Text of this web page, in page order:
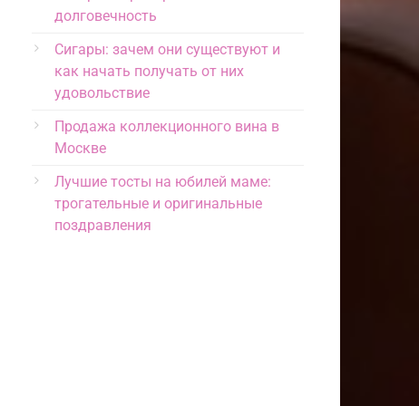
долговечность
Сигары: зачем они существуют и
как начать получать от них
удовольствие
Продажа коллекционного вина в
Москве
Лучшие тосты на юбилей маме:
трогательные и оригинальные
поздравления